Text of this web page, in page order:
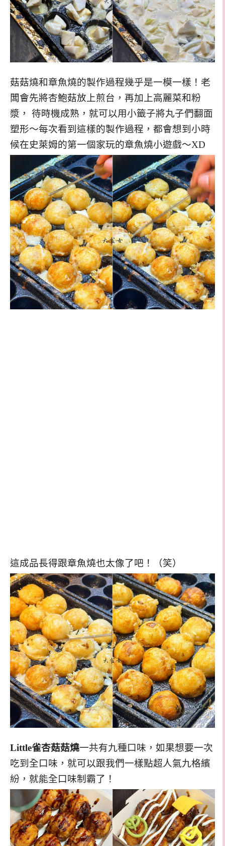
菇菇燒和章魚燒的製作過程幾乎是一模一樣！老
闆會先將杏鮑菇放上煎台，再加上高麗菜和粉
漿， 待時機成熟，就可以用小籤子將丸子們翻面
塑形～每次看到這樣的製作過程，都會想到小時
候在史萊姆的第一個家玩的章魚燒小遊戲～XD
這成品長得跟章魚燒也太像了吧！（笑）
Little雀杏菇菇燒一共有九種口味，如果想要一次
吃到全口味，就可以跟我們一樣點超人氣九格繽
紛，就能全口味制霸了！